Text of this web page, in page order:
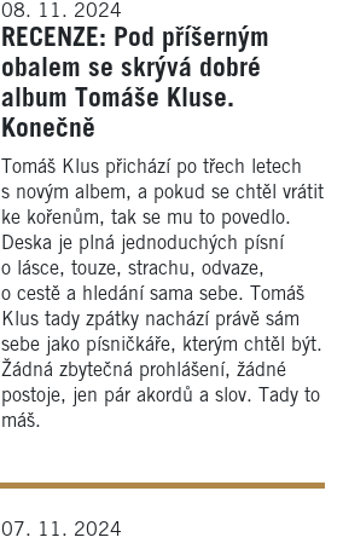
08. 11. 2024
RECENZE: Pod příšerným
obalem se skrývá dobré
album Tomáše Kluse.
Konečně
Tomáš Klus přichází po třech letech
s novým albem, a pokud se chtěl vrátit
ke kořenům, tak se mu to povedlo.
Deska je plná jednoduchých písní
o lásce, touze, strachu, odvaze,
o cestě a hledání sama sebe. Tomáš
Klus tady zpátky nachází právě sám
sebe jako písničkáře, kterým chtěl být.
Žádná zbytečná prohlášení, žádné
postoje, jen pár akordů a slov. Tady to
máš.
07. 11. 2024